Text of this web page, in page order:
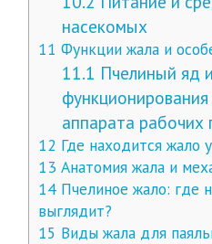
насекомых
11 Функции жала и
11.1 Пчелиный яд
аппарата рабочих
12 Где находится жало
13 Анатомия жала и
14Пчелиное жало: где
выглядит?
15 Виды жала для